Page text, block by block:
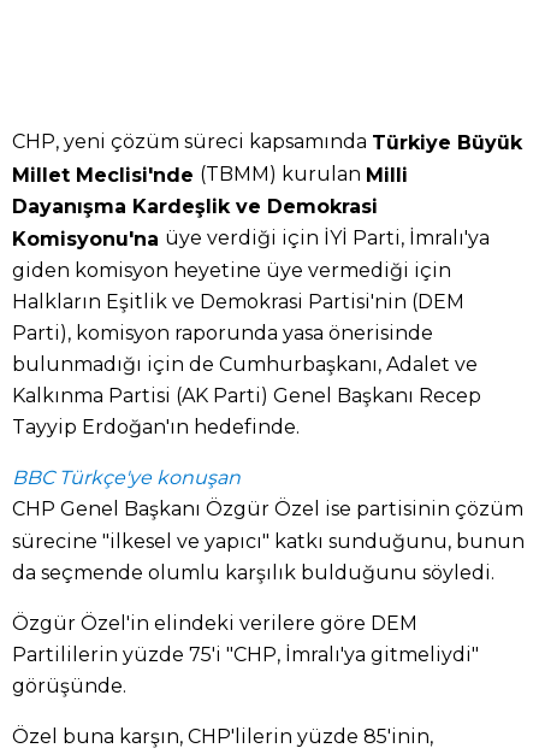
CHP, yeni çözüm süreci kapsamında Türkiye Büyük
Millet Meclisi'nde (TBMM) kurulan Milli
Dayanışma Kardeşlik ve Demokrasi
Komisyonu'na üye verdiği için İYİ Parti, İmralı'ya
giden komisyon heyetine üye vermediği için
Halkların Eşitlik ve Demokrasi Partisi'nin (DEM
Parti), komisyon raporunda yasa önerisinde
bulunmadığı için de Cumhurbaşkanı, Adalet ve
Kalkınma Partisi (AK Parti) Genel Başkanı Recep
Tayyip Erdoğan'ın hedefinde.
BBC Türkçe'ye konuşan
CHP Genel Başkanı Özgür Özel ise partisinin çözüm
sürecine "ilkesel ve yapıcı" katkı sunduğunu, bunun
da seçmende olumlu karşılık bulduğunu söyledi.
Özgür Özel'in elindeki verilere göre DEM
Partililerin yüzde 75'i "CHP, İmralı'ya gitmeliydi"
görüşünde.
Özel buna karşın, CHP'lilerin yüzde 85'inin,